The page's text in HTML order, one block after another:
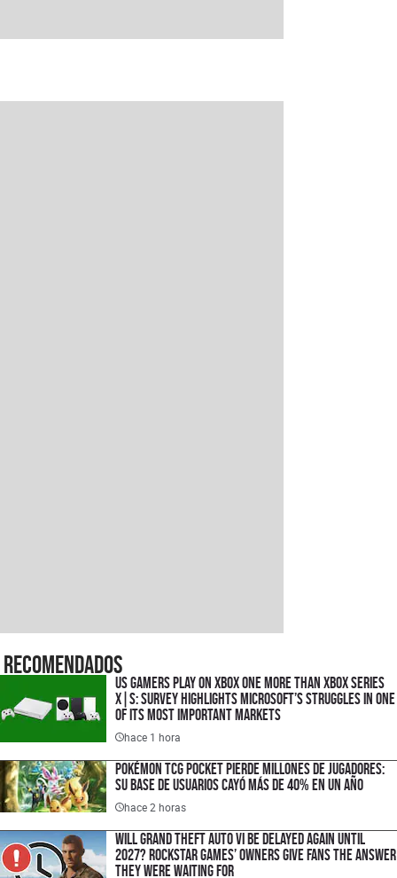
Recomendados
US gamers play on Xbox One more than Xbox Series
X|S: Survey highlights Microsoft’s struggles in one
of its most important markets
hace 1 hora
Pokémon TCG Pocket pierde millones de jugadores:
su base de usuarios cayó más de 40% en un año
hace 2 horas
Will Grand Theft Auto VI be delayed again until
2027? Rockstar Games’ owners give fans the answer
they were waiting for